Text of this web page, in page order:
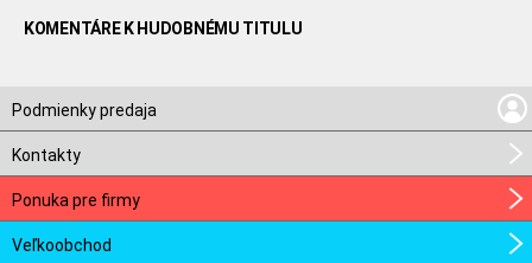
KOMENTÁRE K HUDOBNÉMU TITULU
Podmienky predaja
Kontakty
Ponuka pre firmy
Veľkoobchod